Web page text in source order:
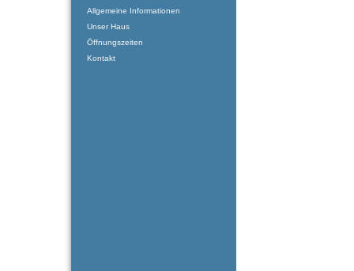
Allgemeine Informationen
Unser Haus
Öffnungszeiten
Kontakt